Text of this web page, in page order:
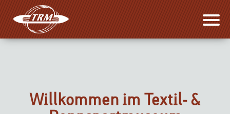
Willkommen im Textil- &